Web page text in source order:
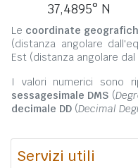
37,4895° N
Le coordinate
(distanza angolare
Est (distanza angolare
I valori numerici sono
sessagesimale DMS (
decimale DD (Decimal
Servizi utili